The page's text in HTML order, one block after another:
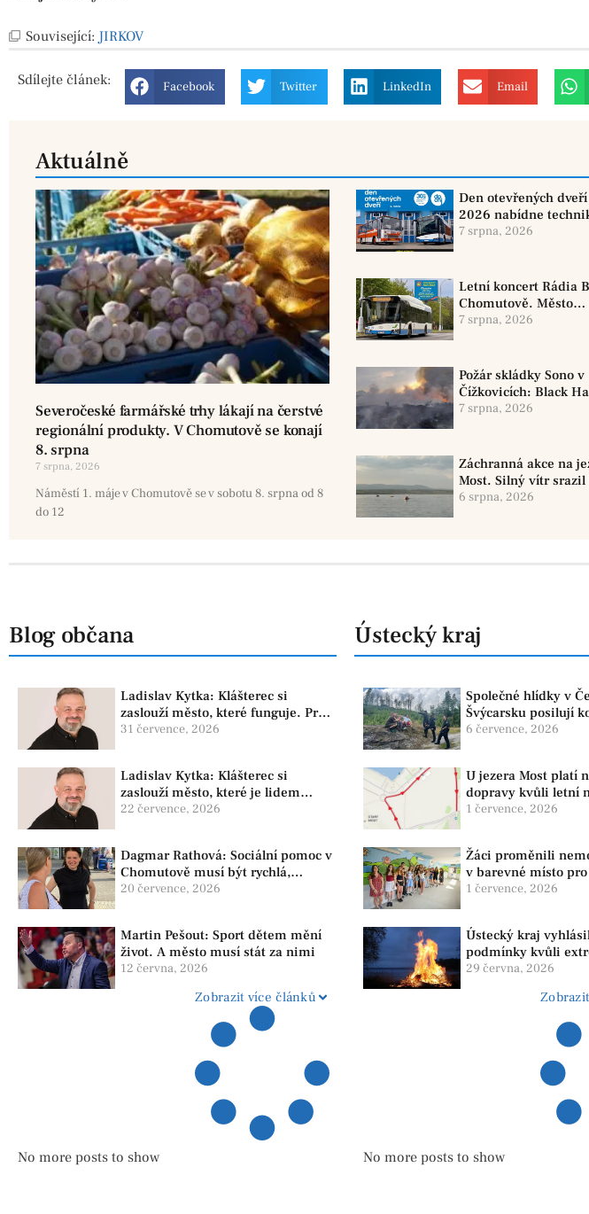
Související: JIRKOV
Sdílejte článek: Facebook Twitter LinkedIn Email
Aktuálně
Severočeské farmářské trhy lákají na čerstvé
regionální produkty. V Chomutově se konají
8. srpna
7 srpna, 2026
Náměstí 1. máje v Chomutově se v sobotu 8. srpna od 8
do 12
Den otevřených dveří
2026 nabídne
i jízdy historickými
7 srpna, 2026
Letní koncert Rádia
Chomutově. Město
doporučuje využít
7 srpna, 2026
Požár skládky Sono v
Čížkovicích: Black
provedl 12 shozů vody
7 srpna, 2026
Záchranná akce na
Most. Silný vítr
paddleboardů, dvě
6 srpna, 2026
Blog občana
Ladislav Kytka: Klášterec si
zaslouží město, které funguje. Proto
předkládáme program, který řeší
31 července, 2026
Ladislav Kytka: Klášterec si
zaslouží město, které je lidem
nablízku
22 července, 2026
Dagmar Rathová: Sociální pomoc v
Chomutově musí být rychlá,
srozumitelná a férová. Ne udržovat
20 července, 2026
Martin Pešout: Sport dětem mění
život. A město musí stát za nimi
12 června, 2026
Zobrazit více článků
No more posts to show
Ústecký kraj
Společné hlídky v
Švýcarsku posilují
dohlíží na
6 července, 2026
U jezera Most platí
dopravy kvůli letní
1 července, 2026
Žáci proměnili
v barevné místo
pacienty
1 července, 2026
Ústecký kraj
podmínky kvůli
suchu. Platí zákaz
29 června, 2026
No more posts to show